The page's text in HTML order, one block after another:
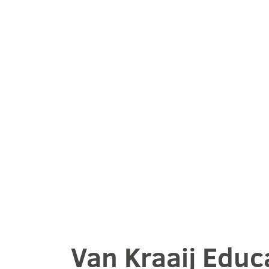
Van Kraaij